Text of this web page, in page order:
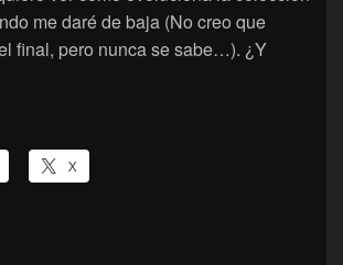
me daré de baja (No creo que
final, pero nunca se sabe…). ¿Y
X